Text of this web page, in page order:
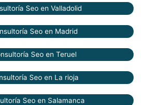
Seo en Valladolid
Seo en Madrid
Seo en Teruel
Seo en La rioja
Seo en Salamanca